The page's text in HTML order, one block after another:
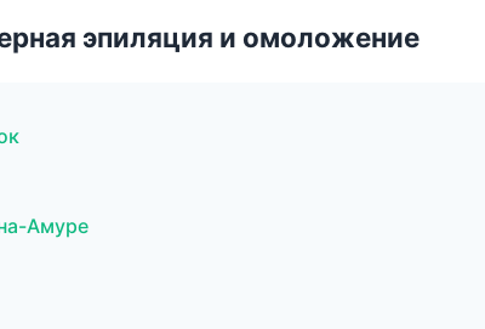
эпиляция и омоложение
Амуре